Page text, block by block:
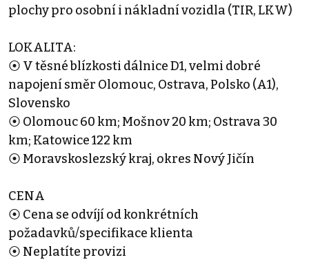
plochy pro osobní i nákladní vozidla (TIR, LKW)
LOKALITA:
⦿ V těsné blízkosti dálnice D1, velmi dobré
napojení směr Olomouc, Ostrava, Polsko (A1),
Slovensko
⦿ Olomouc 60 km; Mošnov 20 km; Ostrava 30
km; Katowice 122 km
⦿ Moravskoslezský kraj, okres Nový Jičín
CENA
⦿ Cena se odvíjí od konkrétních
požadavků/specifikace klienta
⦿ Neplatíte provizi